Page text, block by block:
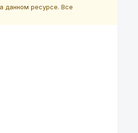
данном ресурсе. Все